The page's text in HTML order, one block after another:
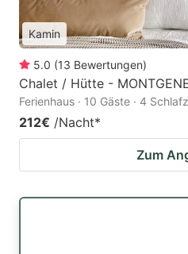
Kamin
5.0 (13 Bewertungen)
Chalet / Hütte -
Ferienhaus · 10 Gäste · 4
212€ /Nacht*
Zum